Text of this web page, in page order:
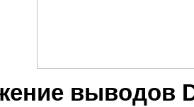
выводов